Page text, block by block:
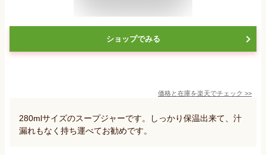
ショップでみる
価格と在庫を楽天でチェック >>
280mlサイズのスープジャーです。しっかり保温出来て、汁
漏れもなく持ち運べてお勧めです。